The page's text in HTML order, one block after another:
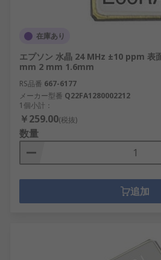
在庫あり
エプソン 水晶 24 MHz ±10 ppm 表
mm 2 mm 1.6mm
RS品番 667-6177
メーカー型番 Q22FA1280002212
1個小計：
￥259.00(税抜)
数量
追加